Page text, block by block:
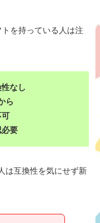
を持っている人は注
なし
ら
可
要
は互換性を気にせず新